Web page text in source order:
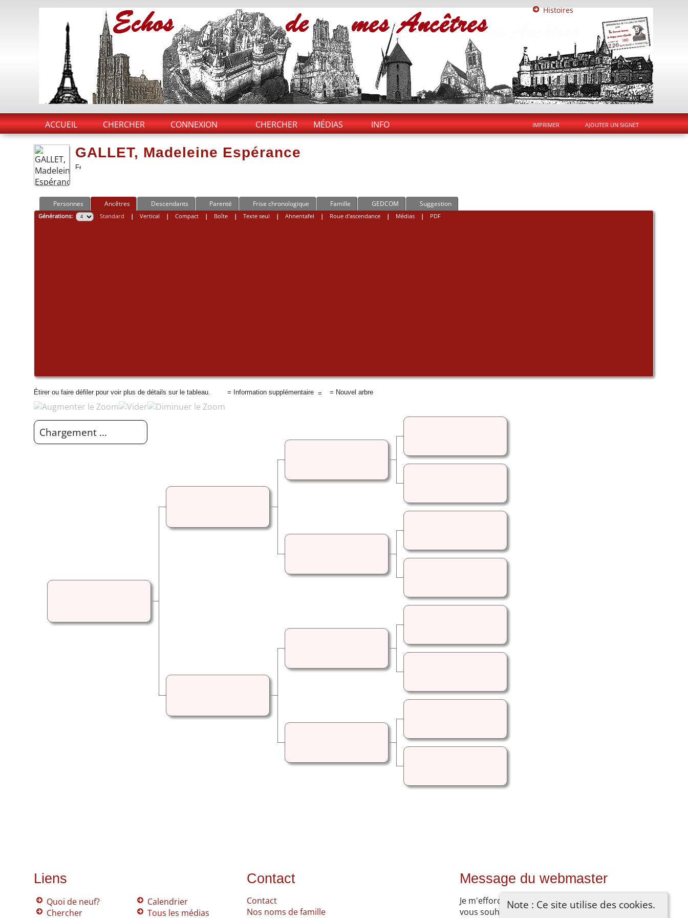
Histoires
CHERCHER MÉDIAS INFO
ACCUEIL CHERCHER CONNEXION IMPRIMER AJOUTER UN SIGNET
Note : Ce site utilise des cookies.
GALLET, Madeleine Espérance
Personnes Ancêtres Descendants Parenté Frise chronologique Famille GEDCOM Suggestion
Générations: Standard | Vertical | Compact| Boîte| Texte seul | Ahnentafel | Roue d'ascendance| Médias| PDF
Étirer ou faire défiler pour voir plus de détails sur le tableau. = Information supplémentaire = Nouvel arbre
Chargement ...
Liens
Quoi de neuf?
Chercher
Calendrier
Tous les médias
Contact
Contact
Nos noms de famille
Message du webmaster
Je m'efforce de documenter mes recherches. Si
vous souhaitez ajouter quelque chose, vous